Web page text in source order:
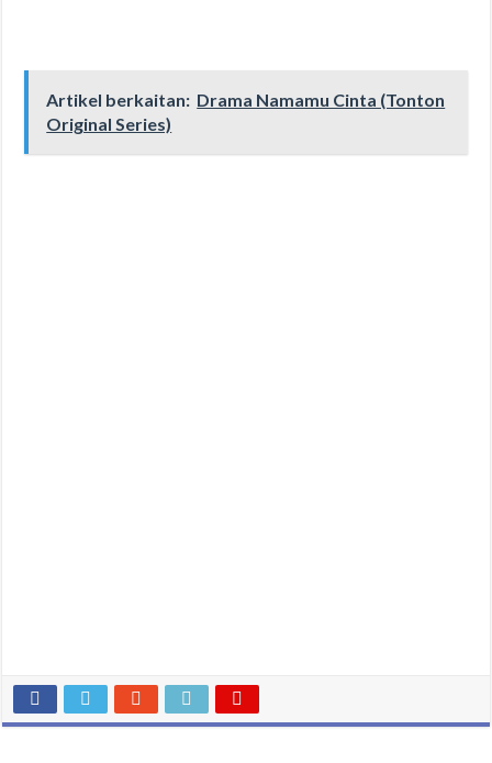
Artikel berkaitan: Drama Namamu Cinta (Tonton
Original Series)